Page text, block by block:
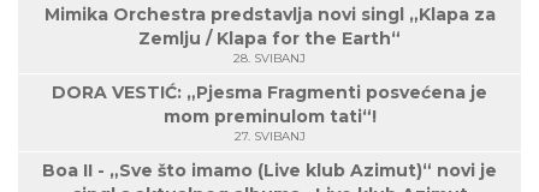
Mimika Orchestra predstavlja novi singl „Klapa za
Zemlju / Klapa for the Earth“
28. SVIBANJ
DORA VESTIĆ: „Pjesma Fragmenti posvećena je
mom preminulom tati“!
27. SVIBANJ
Boa II - „Sve što imamo (Live klub Azimut)“ novi je